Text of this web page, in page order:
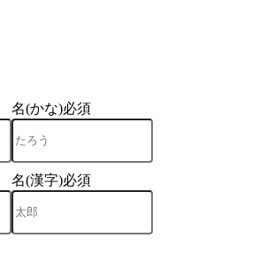
名(かな)必須
名(漢字)必須